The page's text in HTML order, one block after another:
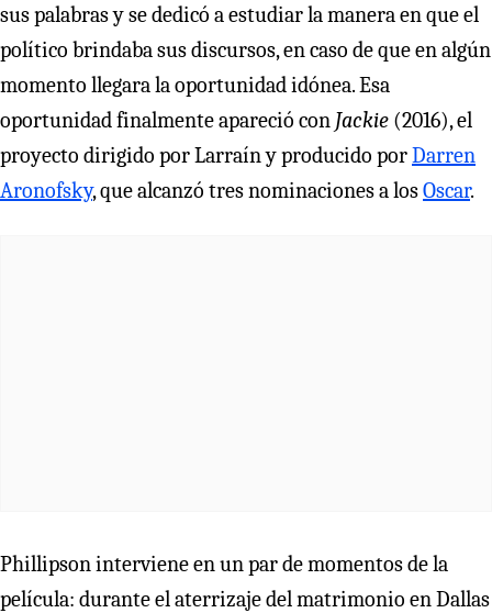
sus palabras y se dedicó a estudiar la manera en que el
político brindaba sus discursos, en caso de que en algún
momento llegara la oportunidad idónea. Esa
oportunidad finalmente apareció con Jackie (2016), el
proyecto dirigido por Larraín y producido porDarren
Aronofsky, que alcanzó tres nominaciones a losOscar.
Phillipson interviene en un par de momentos de la
película: durante el aterrizaje del matrimonio en Dallas